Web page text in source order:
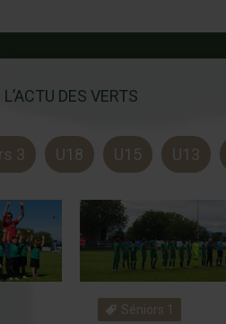
L’ACTU DES VERTS
3 U18 U15 U13
Séniors 1